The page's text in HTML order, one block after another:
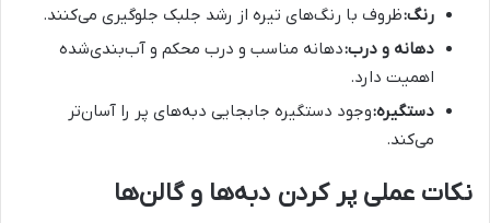
رنگ:ظروف با رنگ‌های تیره از رشد جلبک جلوگیری می‌کنند.
دهانه و درب:دهانه مناسب و درب محکم و آب‌بندی‌شده
اهمیت دارد.
دستگیره:وجود دستگیره جابجایی دبه‌های پر را آسان‌تر
می‌کند.
نکات عملی پر کردن دبه‌ها و گالن‌ها